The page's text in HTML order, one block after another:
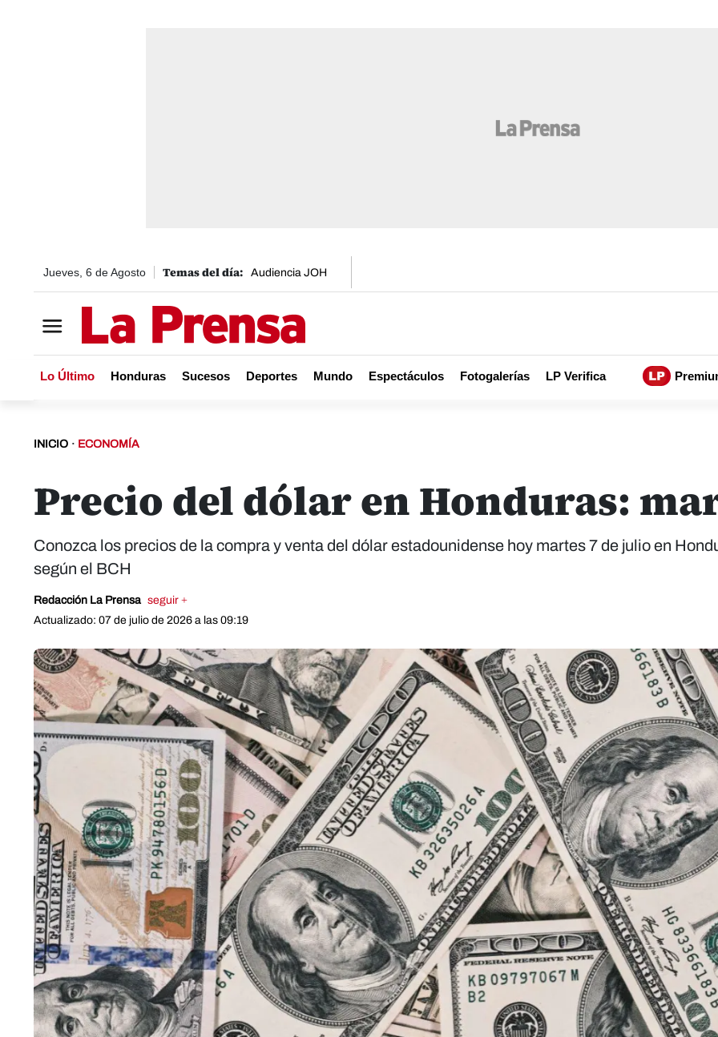
Jueves, 6 de Agosto Audiencia JOH
Lo Último Honduras Sucesos Deportes Mundo Espectáculos Fotogalerías LP Verifica
INICIO · ECONOMÍA
Precio del dólar en Honduras:
Conozca los precios de la compra y venta del dólar estadounidense hoy martes 7 de julio en
según el BCH
Redacción La Prensa seguir +
Actualizado: 07 de julio de 2026 a las 09:19